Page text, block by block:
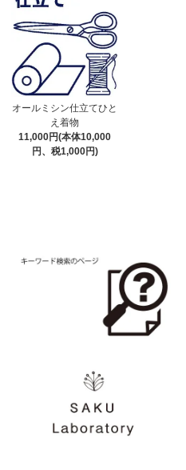
オールミシン仕立てひと
え着物
11,000円(本体10,000
円、税1,000円)